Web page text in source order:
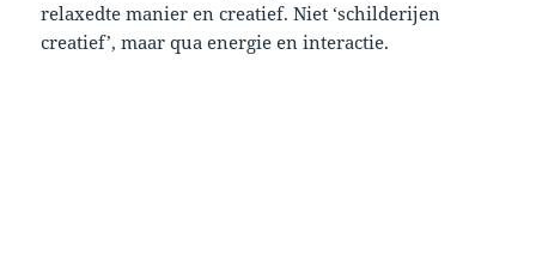
relaxedte manier en creatief. Niet ‘schilderijen
creatief’, maar qua energie en interactie.